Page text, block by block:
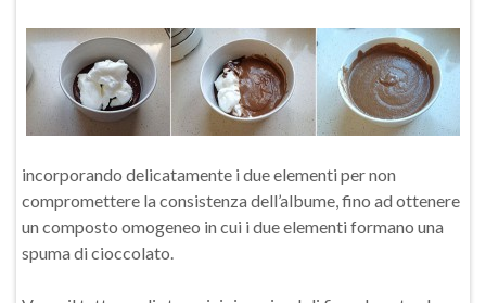
incorporando delicatamente i due elementi per non
compromettere la consistenza dell’albume, fino ad ottenere
un composto omogeneo in cui i due elementi formano una
spuma di cioccolato.